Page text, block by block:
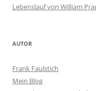
Lebenslauf von William
AUTOR
Frank Faulstich
Mein Blog